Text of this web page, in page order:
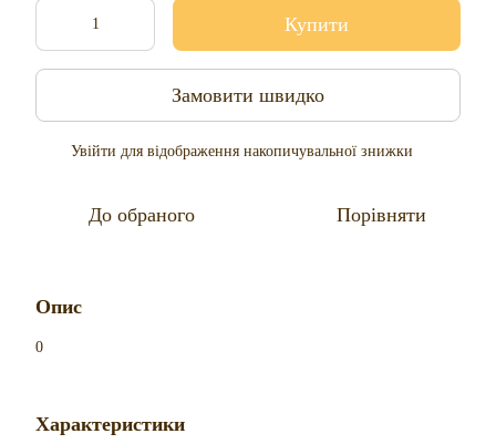
Купити
Замовити швидко
Увійти для відображення накопичувальної знижки
До обраного Порівняти
Опис
0
Характеристики